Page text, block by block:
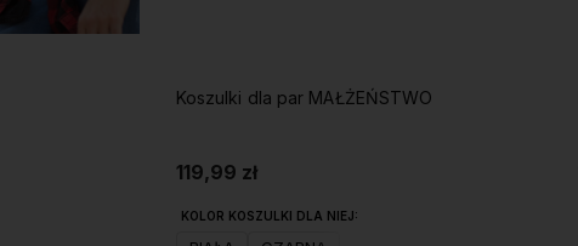
Koszulki dla par MAŁŻEŃSTWO
119,99 zł
KOLOR KOSZULKI DLA NIEJ: